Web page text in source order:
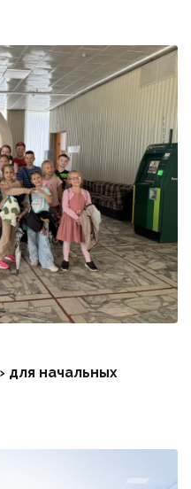
начальных